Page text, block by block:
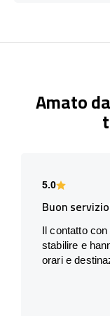
Amato
5.0
Buon
Il contatto
stabilire e
orari e